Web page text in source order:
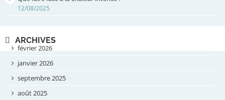
12/08/2025
ARCHIVES
février 2026
janvier 2026
septembre 2025
août 2025